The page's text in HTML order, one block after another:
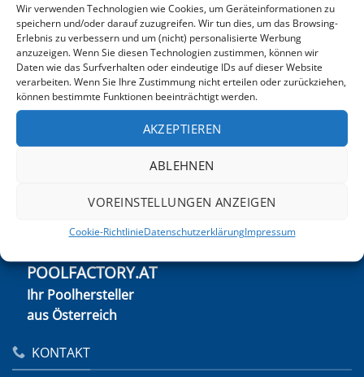
Wir verwenden Technologien wie Cookies, um Geräteinformationen zu
speichern und/oder darauf zuzugreifen. Wir tun dies, um das Browsing-
Erlebnis zu verbessern und um (nicht) personalisierte Werbung
anzuzeigen. Wenn Sie diesen Technologien zustimmen, können wir
Daten wie das Surfverhalten oder eindeutige IDs auf dieser Website
verarbeiten. Wenn Sie Ihre Zustimmung nicht erteilen oder zurückziehen,
können bestimmte Funktionen beeinträchtigt werden.
AKZEPTIEREN
ABLEHNEN
VOREINSTELLUNGEN ANZEIGEN
Cookie-RichtlinieDatenschutzerklärungImpressum
BESCHREIBUNG
ZUSÄTZLICHE INFORMATION
Die Platten aus extrudiertem Polystyrol eignen sich
ideal zur effektiven Isolierung Ihres Pools. Plattengröße
POOLFACTORY.AT
Ihr Poolhersteller
aus Österreich
KONTAKT